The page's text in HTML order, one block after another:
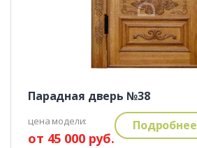
Парадная дверь №38
цена модели:
от 45 000 руб.
Подробнее